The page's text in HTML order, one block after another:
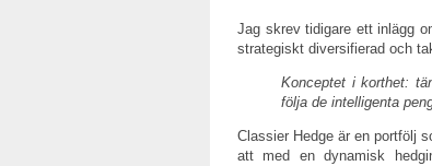
Jag skrev tidigare ett inlägg
strategiskt diversifierad och
Konceptet i korthet:
följa de intelligenta
Classier Hedge är en portfölj
att med en dynamisk